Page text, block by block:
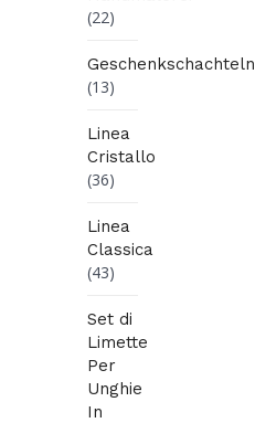
(22)
Geschenkschachteln
(13)
Linea
Cristallo
(36)
Linea
Classica
(43)
Set di
Limette
Per
Unghie
In